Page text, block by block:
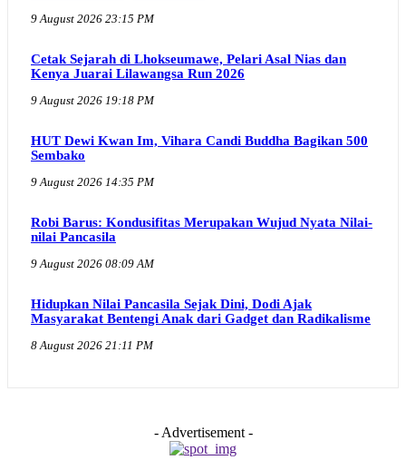
9 August 2026 23:15 PM
Cetak Sejarah di Lhokseumawe, Pelari Asal Nias dan
Kenya Juarai Lilawangsa Run 2026
9 August 2026 19:18 PM
HUT Dewi Kwan Im, Vihara Candi Buddha Bagikan 500
Sembako
9 August 2026 14:35 PM
Robi Barus: Kondusifitas Merupakan Wujud Nyata Nilai-
nilai Pancasila
9 August 2026 08:09 AM
Hidupkan Nilai Pancasila Sejak Dini, Dodi Ajak
Masyarakat Bentengi Anak dari Gadget dan Radikalisme
8 August 2026 21:11 PM
- Advertisement -